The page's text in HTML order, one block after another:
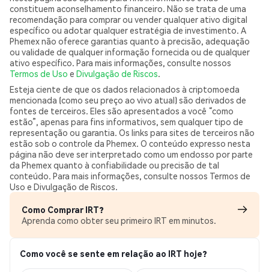
constituem aconselhamento financeiro. Não se trata de uma
recomendação para comprar ou vender qualquer ativo digital
específico ou adotar qualquer estratégia de investimento. A
Phemex não oferece garantias quanto à precisão, adequação
ou validade de qualquer informação fornecida ou de qualquer
ativo específico. Para mais informações, consulte nossos
Termos de Uso e Divulgação de Riscos.
Esteja ciente de que os dados relacionados à criptomoeda
mencionada (como seu preço ao vivo atual) são derivados de
fontes de terceiros. Eles são apresentados a você “como
estão”, apenas para fins informativos, sem qualquer tipo de
representação ou garantia. Os links para sites de terceiros não
estão sob o controle da Phemex. O conteúdo expresso nesta
página não deve ser interpretado como um endosso por parte
da Phemex quanto à confiabilidade ou precisão de tal
conteúdo. Para mais informações, consulte nossos Termos de
Uso e Divulgação de Riscos.
Como Comprar IRT?
Aprenda como obter seu primeiro IRT em minutos.
Como você se sente em relação ao IRT hoje?